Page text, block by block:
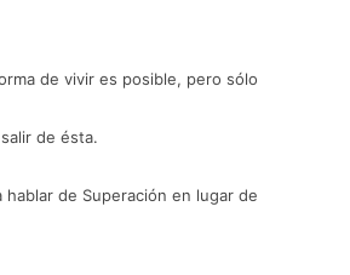
de vivir es posible, pero sólo
de ésta.
hablar de Superación en lugar de